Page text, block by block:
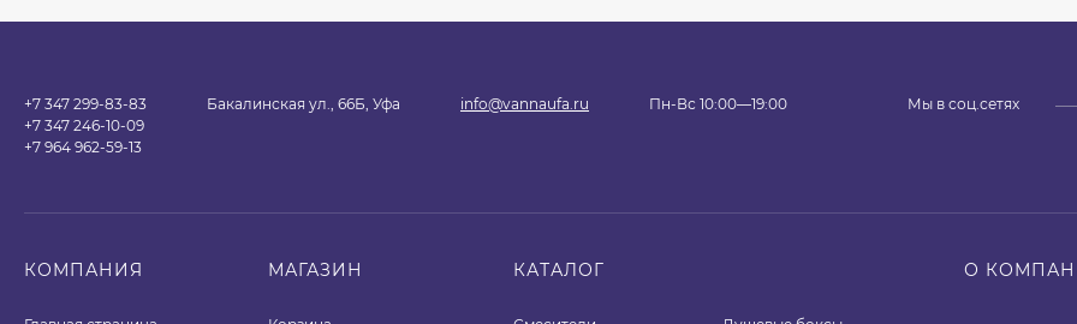
+7 347 299-83-83
+7 347 246-10-09
+7 964 962-59-13
Бакалинская ул., 66Б, Уфа info@vannaufa.ru Пн-Вс 10:00—19:00 Мы в соц.сетях
КОМПАНИЯ МАГАЗИН КАТАЛОГ О